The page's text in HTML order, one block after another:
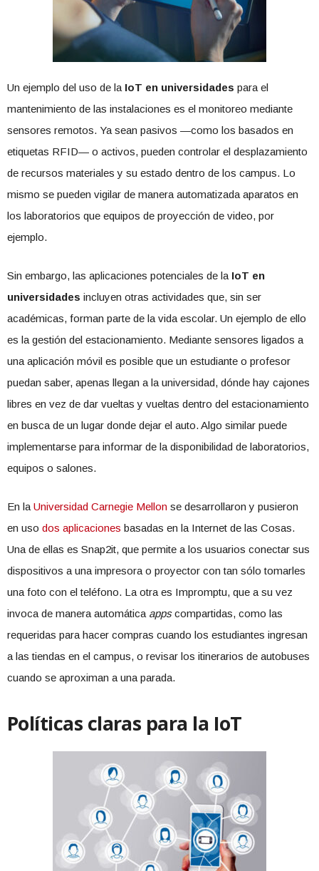
Un ejemplo del uso de la IoT en universidades para el
mantenimiento de las instalaciones es el monitoreo mediante
sensores remotos. Ya sean pasivos —como los basados en
etiquetas RFID— o activos, pueden controlar el desplazamiento
de recursos materiales y su estado dentro de los campus. Lo
mismo se pueden vigilar de manera automatizada aparatos en
los laboratorios que equipos de proyección de video, por
ejemplo.
Sin embargo, las aplicaciones potenciales de la IoT en
universidades incluyen otras actividades que, sin ser
académicas, forman parte de la vida escolar. Un ejemplo de ello
es la gestión del estacionamiento. Mediante sensores ligados a
una aplicación móvil es posible que un estudiante o profesor
puedan saber, apenas llegan a la universidad, dónde hay cajones
libres en vez de dar vueltas y vueltas dentro del estacionamiento
en busca de un lugar donde dejar el auto. Algo similar puede
implementarse para informar de la disponibilidad de laboratorios,
equipos o salones.
En la Universidad Carnegie Mellon se desarrollaron y pusieron
en uso dos aplicaciones basadas en la Internet de las Cosas.
Una de ellas es Snap2it, que permite a los usuarios conectar sus
dispositivos a una impresora o proyector con tan sólo tomarles
una foto con el teléfono. La otra es Impromptu, que a su vez
invoca de manera automática appscompartidas, como las
requeridas para hacer compras cuando los estudiantes ingresan
a las tiendas en el campus, o revisar los itinerarios de autobuses
cuando se aproximan a una parada.
Políticas claras para la IoT